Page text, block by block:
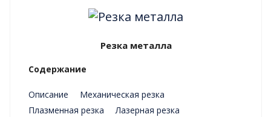
Резка металла
Содержание
Описание
Механическая резка
Плазменная резка
Лазерная резка